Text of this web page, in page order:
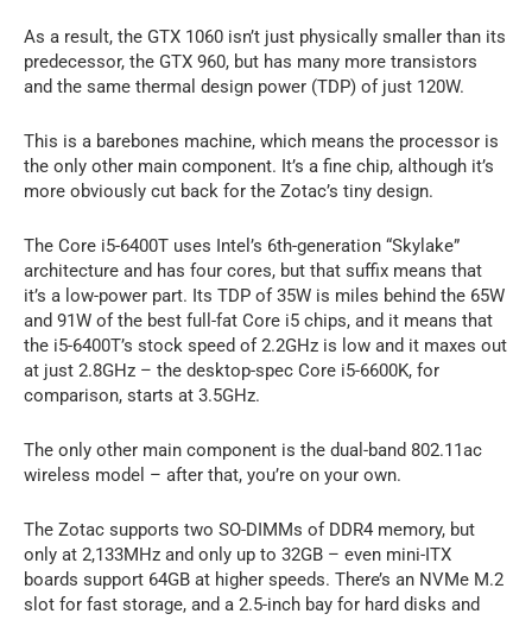
As a result, the GTX 1060 isn’t just physically smaller than its
predecessor, the GTX 960, but has many more transistors
and the same thermal design power (TDP) of just 120W.
This is a barebones machine, which means the processor is
the only other main component. It’s a fine chip, although it’s
more obviously cut back for the Zotac’s tiny design.
The Core i5-6400T uses Intel’s 6th-generation “Skylake”
architecture and has four cores, but that suffix means that
it’s a low-power part. Its TDP of 35W is miles behind the 65W
and 91W of the best full-fat Core i5 chips, and it means that
the i5-6400T’s stock speed of 2.2GHz is low and it maxes out
at just 2.8GHz – the desktop-spec Core i5-6600K, for
comparison, starts at 3.5GHz.
The only other main component is the dual-band 802.11ac
wireless model – after that, you’re on your own.
The Zotac supports two SO-DIMMs of DDR4 memory, but
only at 2,133MHz and only up to 32GB – even mini-ITX
boards support 64GB at higher speeds. There’s an NVMe M.2
slot for fast storage, and a 2.5-inch bay for hard disks and